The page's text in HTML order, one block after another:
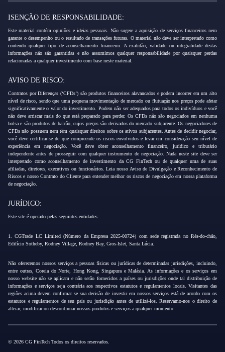
ISENÇÃO DE RESPONSABILIDADE:
Este material contém opiniões e ideias pessoais. Não sugere a aquisição de serviços financeiros nem
garante o desempenho ou o resultado de transações futuras. O material não deve ser interpretado como
contendo qualquer tipo de aconselhamento financeiro. A exatidão, validade ou integralidade destas
informações não são garantidas e não assumimos qualquer responsabilidade por quaisquer perdas
relacionadas a qualquer investimento com base neste material.
AVISO DE RISCO:
Contratos por Diferenças (‘CFDs’) são produtos financeiros alavancados e podem incorrer em um alto
nível de risco, sendo que uma pequena movimentação de mercado ou flutuação nos preços pode afetar
significativamente o valor do investimento. Podem não ser adequados para todos os indivíduos e você
não deve arriscar mais do que está preparado para perder. Os CFDs não são negociados em nenhuma
bolsa e são produtos de balcão, cujos preços são derivados do mercado subjacente. Os negociadores de
CFDs não possuem nem têm quaisquer direitos sobre os ativos subjacentes. Antes de decidir negociar,
você deve certificar-se de que compreende os riscos envolvidos e levar em consideração seu nível de
experiência em negociação. Você deve obter aconselhamento financeiro, jurídico e tributário
independente antes de prosseguir com qualquer instrumento de negociação. Nada neste site deve ser
interpretado como aconselhamento de investimento da CG FinTech ou de qualquer uma de suas
afiliadas, diretores, executivos ou funcionários. Leia nosso Aviso de Divulgação e Reconhecimento de
Riscos e nosso Contrato do Cliente para entender melhor os riscos de negociação em nossa plataforma
de negociação.
JURÍDICO:
Este site é operado pelas seguintes entidades:
1. CGTrade LC Limited (Número da Empresa 2025-00724) com sede registrada no Rés-do-chão,
Edifício Sotheby, Rodney Village, Rodney Bay, Gros-Islet, Santa Lúcia.
Não oferecemos nossos serviços a pessoas físicas ou jurídicas de determinadas jurisdições, incluindo,
entre outras, Coreia do Norte, Hong Kong, Singapura e Malásia. As informações e os serviços em
nosso website não se aplicam e não serão fornecidos a países ou jurisdições onde tal distribuição de
informações e serviços seja contrária aos respectivos estatutos e regulamentos locais. Visitantes das
regiões acima devem confirmar se sua decisão de investir em nossos serviços está de acordo com os
estatutos e regulamentos de seu país ou jurisdição antes de utilizá-los. Reservamo-nos o direito de
alterar, modificar ou descontinuar nossos produtos e serviços a qualquer momento.
© 2026 CG FinTech Todos os direitos reservados.